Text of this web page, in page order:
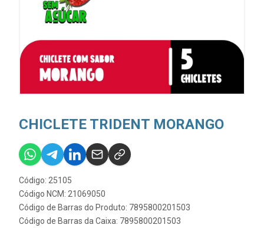
CHICLETE TRIDENT MORANGO
Código: 25105
Código NCM: 21069050
Código de Barras do Produto: 7895800201503
Código de Barras da Caixa: 7895800201503